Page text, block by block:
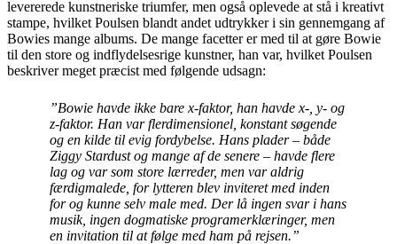
levererede kunstneriske triumfer, men også oplevede at stå i kreativt
stampe, hvilket Poulsen blandt andet udtrykker i sin gennemgang af
Bowies mange albums. De mange facetter er med til at gøre Bowie
til den store og indflydelsesrige kunstner, han var, hvilket Poulsen
beskriver meget præcist med følgende udsagn:
”Bowie havde ikke bare x-faktor, han havde x-, y- og
z-faktor. Han var flerdimensionel, konstant søgende
og en kilde til evig fordybelse. Hans plader – både
Ziggy Stardust og mange af de senere – havde flere
lag og var som store lærreder, men var aldrig
færdigmalede, for lytteren blev inviteret med inden
for og kunne selv male med. Der lå ingen svar i hans
musik, ingen dogmatiske programerklæringer, men
en invitation til at følge med ham på rejsen.”